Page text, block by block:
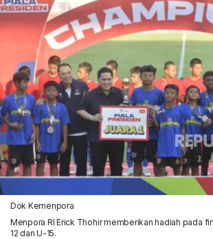
Dok Kemenpora
Menpora RI Erick Thohir memberikan hadiah pada
12 dan U-15.